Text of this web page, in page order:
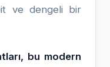
ve dengeli bir
bu modern